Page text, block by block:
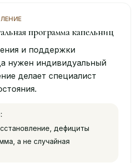
программа капельниц
и поддержки
нужен индивидуальный
делает специалист
дефициты
а не случайная